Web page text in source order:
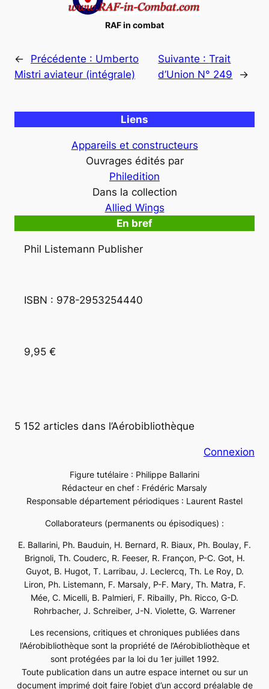
RAF in combat
← Précédente : Umberto
Mistri aviateur (intégrale)
Suivante :Trait
d’Union N° 249
→
Liens
Appareils et constructeurs
Ouvrages édités par
Philedition
Dans la collection
Allied Wings
En bref
Phil Listemann Publisher
ISBN : 978-2953254440
9,95 €
5 152 articles dans l’Aérobibliothèque
Connexion
Figure tutélaire : Philippe Ballarini
Rédacteur en chef : Frédéric Marsaly
Responsable département périodiques : Laurent Rastel
Collaborateurs (permanents ou épisodiques) :
E. Ballarini, Ph. Bauduin, H. Bernard, R. Biaux, Ph. Boulay, F.
Brignoli, Th. Couderc, R. Feeser, R. Françon, P-C. Got, H.
Guyot, B. Hugot, T. Larribau, J. Leclercq, Th. Le Roy, D.
Liron, Ph. Listemann, F. Marsaly, P-F. Mary, Th. Matra, F.
Mée, C. Micelli, B. Palmieri, F. Ribailly, Ph. Ricco, G-D.
Rohrbacher, J. Schreiber, J-N. Violette, G. Warrener
Les recensions, critiques et chroniques publiées dans
l’Aérobibliothèque sont la propriété de l’Aérobibliothèque et
sont protégées par la loi du 1er juillet 1992.
Toute publication dans un autre espace internet ou sur un
document imprimé doit faire l’objet d’un accord préalable de